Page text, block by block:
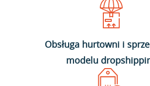
Obsługa hurtowni i
modelu